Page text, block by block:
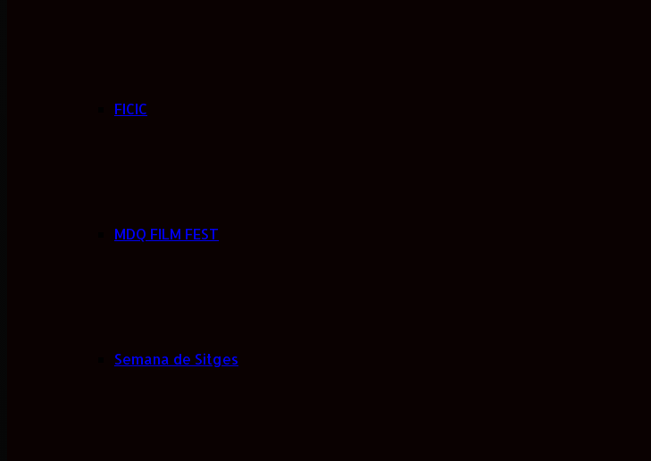
FICIC
MDQ FILM FEST
Semana de Sitges